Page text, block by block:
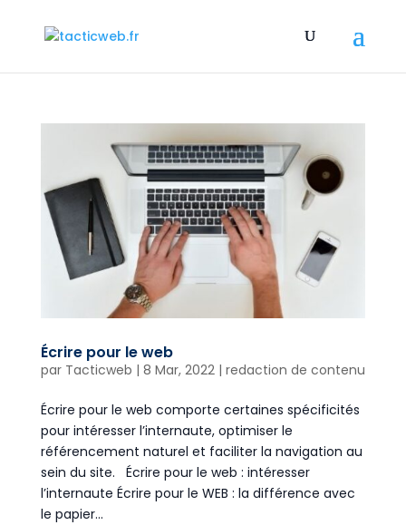
Écrire pour le web
par Tacticweb | 8 Mar, 2022| redaction de contenu
Écrire pour le web comporte certaines spécificités
pour intéresser l’internaute, optimiser le
référencement naturel et faciliter la navigation au
sein du site. Écrire pour le web : intéresser
l’internaute Écrire pour le WEB : la différence avec
le papier...